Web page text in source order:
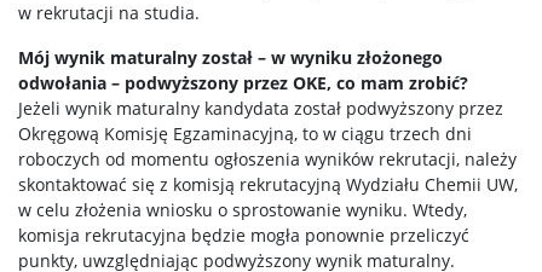
w rekrutacji na studia.
Mój wynik maturalny został – w wyniku złożonego
odwołania – podwyższony przez OKE, co mam zrobić?
Jeżeli wynik maturalny kandydata został podwyższony przez
Okręgową Komisję Egzaminacyjną, to w ciągu trzech dni
roboczych od momentu ogłoszenia wyników rekrutacji, należy
skontaktować się z komisją rekrutacyjną Wydziału Chemii UW,
w celu złożenia wniosku o sprostowanie wyniku. Wtedy,
komisja rekrutacyjna będzie mogła ponownie przeliczyć
punkty, uwzględniając podwyższony wynik maturalny.